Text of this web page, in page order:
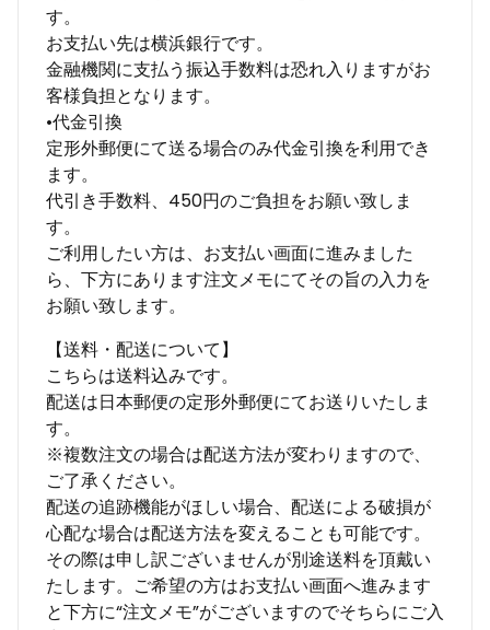
す。
お支払い先は横浜銀行です。
金融機関に支払う振込手数料は恐れ入りますがお
客様負担となります。
•代金引換
定形外郵便にて送る場合のみ代金引換を利用でき
ます。
代引き手数料、450円のご負担をお願い致しま
す。
ご利用したい方は、お支払い画面に進みました
ら、下方にあります注文メモにてその旨の入力を
お願い致します。
【送料・配送について】
こちらは送料込みです。
配送は日本郵便の定形外郵便にてお送りいたしま
す。
※複数注文の場合は配送方法が変わりますので、
ご了承ください。
配送の追跡機能がほしい場合、配送による破損が
心配な場合は配送方法を変えることも可能です。
その際は申し訳ございませんが別途送料を頂戴い
たします。ご希望の方はお支払い画面へ進みます
と下方に“注文メモ”がございますのでそちらにご入